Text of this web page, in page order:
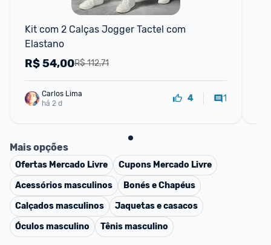
Kit com 2 Calças Jogger Tactel com
Elastano
R$ 112,71
R$54,00
Carlos Lima
há 2 d
4 1
Mais opções
Ofertas Mercado Livre Cupons Mercado Livre
Acessórios masculinos
Bonés e Chapéus
Calçados masculinos
Jaquetas e casacos
Óculos masculino
Tênis masculino